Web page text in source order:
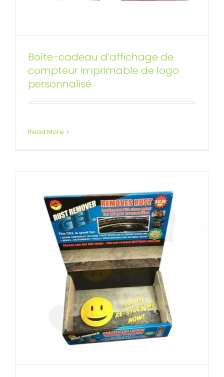
Boîte-cadeau d’affichage de
compteur imprimable de logo
personnalisé
Read More
Présentoir de compteur de gel
antirouille
Affichages de compteur personnalisés